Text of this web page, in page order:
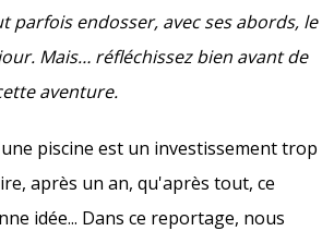
parfois endosser, avec ses abords, le
Mais… réfléchissez bien avant de
aventure.
piscine est un investissement trop
après un an, qu'après tout, ce
idée... Dans ce reportage, nous